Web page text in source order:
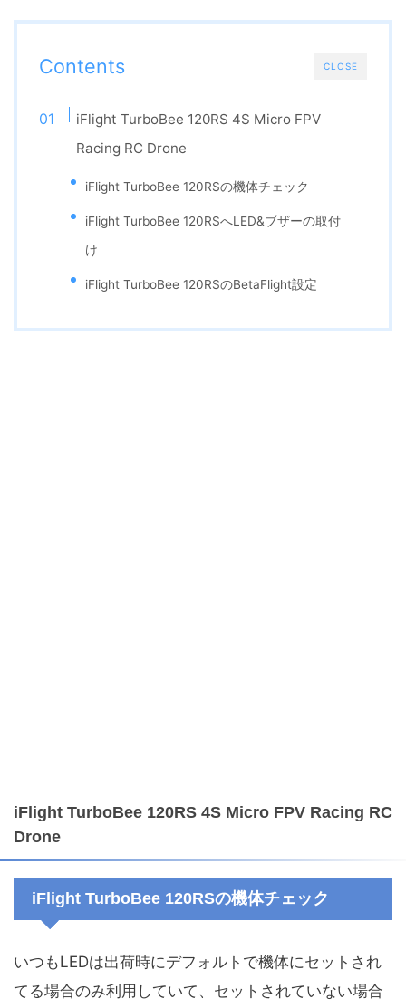
CLOSE
Contents
iFlight TurboBee 120RS 4S Micro FPV
Racing RC Drone
iFlight TurboBee 120RSの機体チェック
iFlight TurboBee 120RSへLED&ブザーの取付
け
iFlight TurboBee 120RSのBetaFlight設定
iFlight TurboBee 120RS 4S Micro FPV Racing RC
Drone
iFlight TurboBee 120RSの機体チェック
いつもLEDは出荷時にデフォルトで機体にセットされ
てる場合のみ利用していて、セットされていない場合